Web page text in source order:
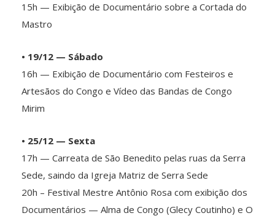
15h — Exibição de Documentário sobre a Cortada do
Mastro
• 19/12 — Sábado
16h — Exibição de Documentário com Festeiros e
Artesãos do Congo e Vídeo das Bandas de Congo
Mirim
• 25/12 — Sexta
17h — Carreata de São Benedito pelas ruas da Serra
Sede, saindo da Igreja Matriz de Serra Sede
20h – Festival Mestre Antônio Rosa com exibição dos
Documentários — Alma de Congo (Glecy Coutinho) e O